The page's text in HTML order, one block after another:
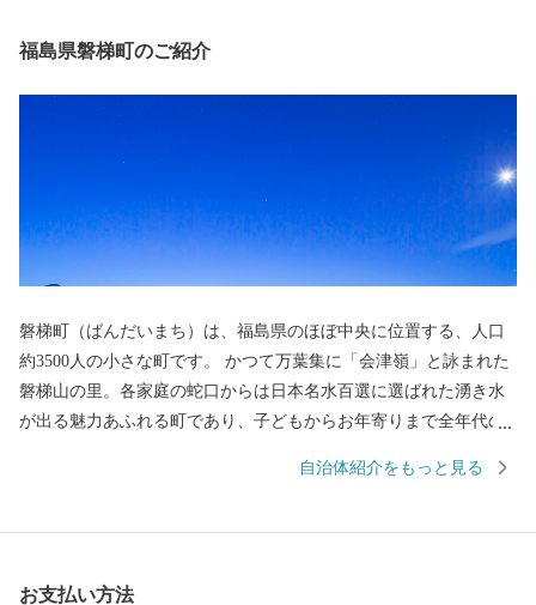
福島県磐梯町のご紹介
磐梯町（ばんだいまち）は、福島県のほぼ中央に位置する、人口
約3500人の小さな町です。 かつて万葉集に「会津嶺」と詠まれた
磐梯山の里。各家庭の蛇口からは日本名水百選に選ばれた湧き水
が出る魅力あふれる町であり、子どもからお年寄りまで全年代の
皆様からのご寄付をもとに、先人の方々が築いてきた歴史・文化
支援プロジェクトを推進することで、安心して子育てができる環
自治体紹介をもっと見る
お支払い方法